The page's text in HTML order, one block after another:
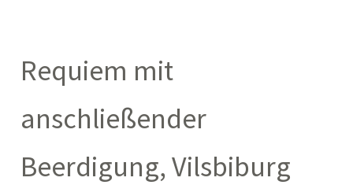
Requiem mit
anschließender
Beerdigung, Vilsbiburg